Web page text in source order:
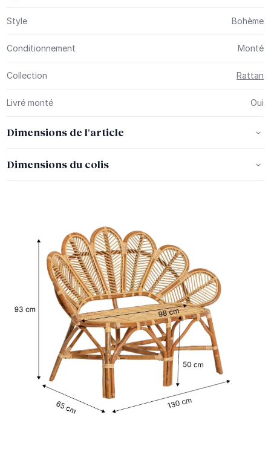
Style Bohème
Conditionnement Monté
Collection Rattan
Livré monté Oui
Dimensions de l'article
Dimensions du colis